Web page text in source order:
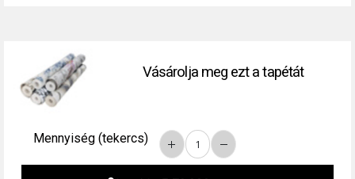
Vásárolja meg ezt a tapétát
Mennyiség (tekercs)